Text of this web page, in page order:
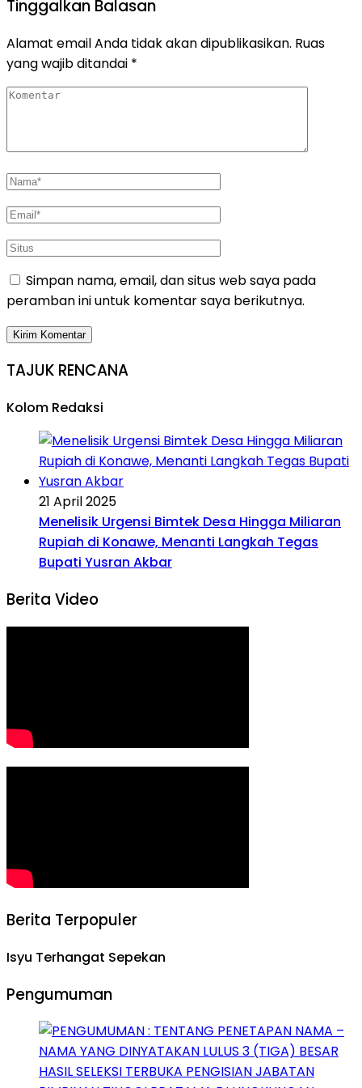
Tinggalkan Balasan
Alamat email Anda tidak akan dipublikasikan. Ruas
yang wajib ditandai *
Simpan nama, email, dan situs web saya pada
peramban ini untuk komentar saya berikutnya.
TAJUK RENCANA
Kolom Redaksi
21 April 2025
Menelisik Urgensi Bimtek Desa Hingga Miliaran
Rupiah di Konawe, Menanti Langkah Tegas
Bupati Yusran Akbar
Berita Video
Berita Terpopuler
Isyu Terhangat Sepekan
Pengumuman